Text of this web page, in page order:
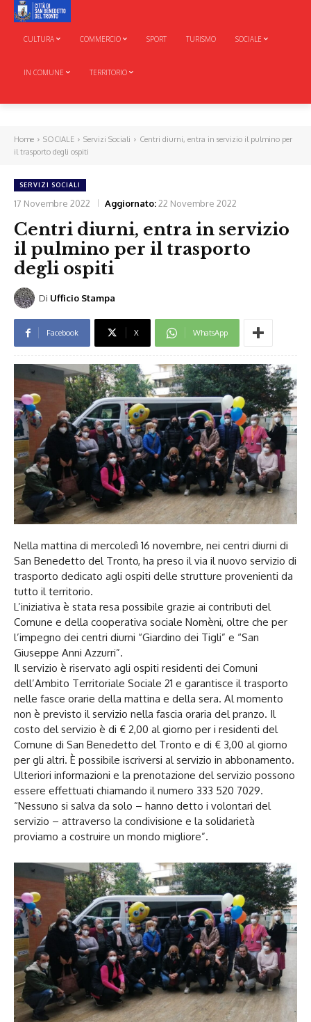
CULTURA COMMERCIO SPORT TURISMO SOCIALE
IN COMUNE TERRITORIO
Home SOCIALE Servizi Sociali
Centri diurni, entra in servizio il pulmino per
il trasporto degli ospiti
SERVIZI SOCIALI
17 Novembre 2022 Aggiornato: 22 Novembre 2022
Centri diurni, entra in servizio
il pulmino per il trasporto
degli ospiti
Di Ufficio Stampa
Facebook X WhatsApp
Nella mattina di mercoledì 16 novembre, nei centri diurni di
San Benedetto del Tronto, ha preso il via il nuovo servizio di
trasporto dedicato agli ospiti delle strutture provenienti da
tutto il territorio.
L’iniziativa è stata resa possibile grazie ai contributi del
Comune e della cooperativa sociale Nomèni, oltre che per
l’impegno dei centri diurni “Giardino dei Tigli” e “San
Giuseppe Anni Azzurri”.
Il servizio è riservato agli ospiti residenti dei Comuni
dell’Ambito Territoriale Sociale 21 e garantisce il trasporto
nelle fasce orarie della mattina e della sera. Al momento
non è previsto il servizio nella fascia oraria del pranzo. Il
costo del servizio è di € 2,00 al giorno per i residenti del
Comune di San Benedetto del Tronto e di € 3,00 al giorno
per gli altri. È possibile iscriversi al servizio in abbonamento.
Ulteriori informazioni e la prenotazione del servizio possono
essere effettuati chiamando il numero 333 520 7029.
“Nessuno si salva da solo – hanno detto i volontari del
servizio – attraverso la condivisione e la solidarietà
proviamo a costruire un mondo migliore”.